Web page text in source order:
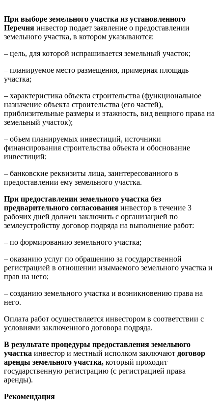
При выборе земельного участка из установленного
Перечня инвестор подает заявление о предоставлении
земельного участка, в котором указываются:
– цель, для которой испрашивается земельный участок;
– планируемое место размещения, примерная площадь
участка;
– характеристика объекта строительства (функциональное
назначение объекта строительства (его частей),
приблизительные размеры и этажность, вид вещного права на
земельный участок);
– объем планируемых инвестиций, источники
финансирования строительства объекта и обоснование
инвестиций;
– банковские реквизиты лица, заинтересованного в
предоставлении ему земельного участка.
При предоставлении земельного участка без
предварительного согласования инвестор в течение 3
рабочих дней должен заключить с организацией по
землеустройству договор подряда на выполнение работ:
– по формированию земельного участка;
– оказанию услуг по обращению за государственной
регистрацией в отношении изымаемого земельного участка и
прав на него;
– созданию земельного участка и возникновению права на
него.
Оплата работ осуществляется инвестором в соответствии с
условиями заключенного договора подряда.
В результате процедуры предоставления земельного
участка инвестор и местный исполком заключают договор
аренды земельного участка, который проходит
государственную регистрацию (с регистрацией права
аренды).
Рекомендация